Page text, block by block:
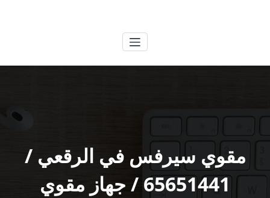
مقوي سيرفس في الرقعي /
65651441 / جهاز مقوي